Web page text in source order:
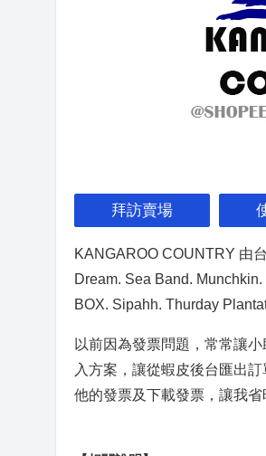
拜訪賣場
KANGAROO COUNTRY 由
Dream. Sea Band.
BOX. Sipahh. Thurday
以前因為發票問題，常常讓
入方案，讓從蝦皮後台匯出
他的發票及下載發票，讓我省